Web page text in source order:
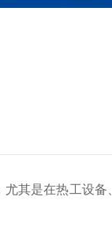
是在热工设备